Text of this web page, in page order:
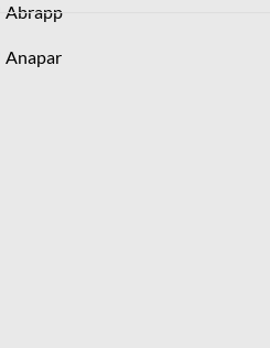
Abrapp
Anapar